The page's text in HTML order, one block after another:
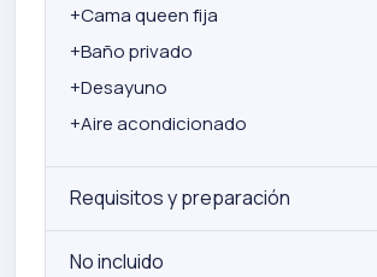
+Cama queen fija
+Baño privado
+Desayuno
+Aire acondicionado
Requisitos y preparación
No incluido